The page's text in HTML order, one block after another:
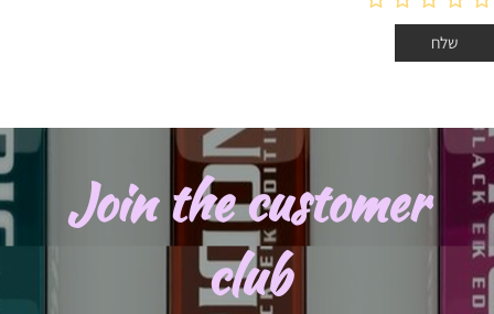
Join the customer
club